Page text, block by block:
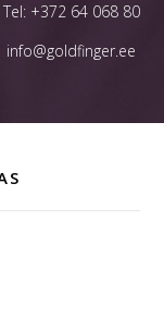
Tel: +372 64 068 80
info@goldfinger.ee